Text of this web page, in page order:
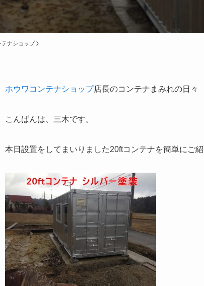
テナショップ
ホウワコンテナショップ店長のコンテナまみれの日々
こんばんは、三木です。
本日設置をしてまいりました20ftコンテナを簡単にご紹